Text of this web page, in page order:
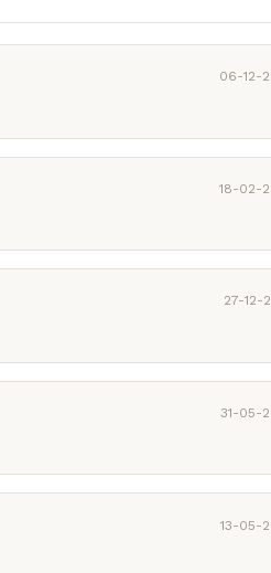
06-12-
18-02-
27-12-
31-05-
13-05-